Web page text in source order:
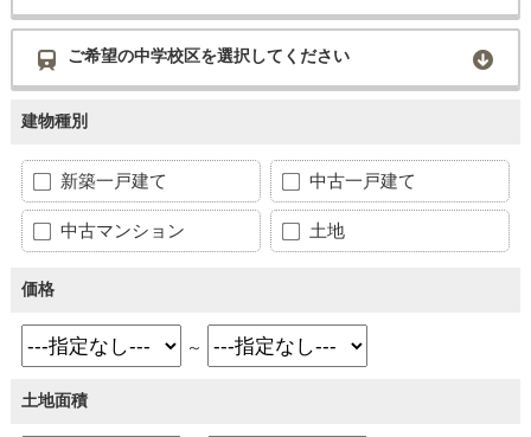
ご希望の中学校区を選択してください
建物種別
新築一戸建て 中古一戸建て
中古マンション 土地
価格
～
土地面積